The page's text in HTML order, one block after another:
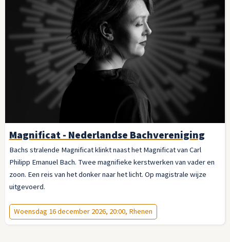
Magnificat - Nederlandse Bachvereniging
Bachs stralende Magnificat klinkt naast het Magnificat van Carl
Philipp Emanuel Bach. Twee magnifieke kerstwerken van vader en
zoon. Een reis van het donker naar het licht. Op magistrale wijze
uitgevoerd.
Woensdag 16 december 2026, 20:00, Rhenen